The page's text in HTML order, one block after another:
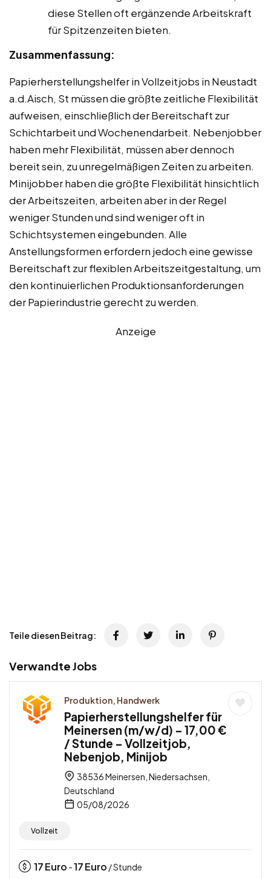
diese Stellen oft ergänzende Arbeitskraft
für Spitzenzeiten bieten.
Zusammenfassung:
Papierherstellungshelfer in Vollzeitjobs in Neustadt
a.d.Aisch, St müssen die größte zeitliche Flexibilität
aufweisen, einschließlich der Bereitschaft zur
Schichtarbeit und Wochenendarbeit. Nebenjobber
haben mehr Flexibilität, müssen aber dennoch
bereit sein, zu unregelmäßigen Zeiten zu arbeiten.
Minijobber haben die größte Flexibilität hinsichtlich
der Arbeitszeiten, arbeiten aber in der Regel
weniger Stunden und sind weniger oft in
Schichtsystemen eingebunden. Alle
Anstellungsformen erfordern jedoch eine gewisse
Bereitschaft zur flexiblen Arbeitszeitgestaltung, um
den kontinuierlichen Produktionsanforderungen
der Papierindustrie gerecht zu werden.
Anzeige
Teile diesen Beitrag:
Verwandte Jobs
Produktion, Handwerk
Papierherstellungshelfer für
Meinersen (m/w/d) – 17,00 €
/ Stunde – Vollzeitjob,
Nebenjob, Minijob
38536 Meinersen, Niedersachsen,
Deutschland
05/08/2026
Vollzeit
17Euro -17Euro / Stunde